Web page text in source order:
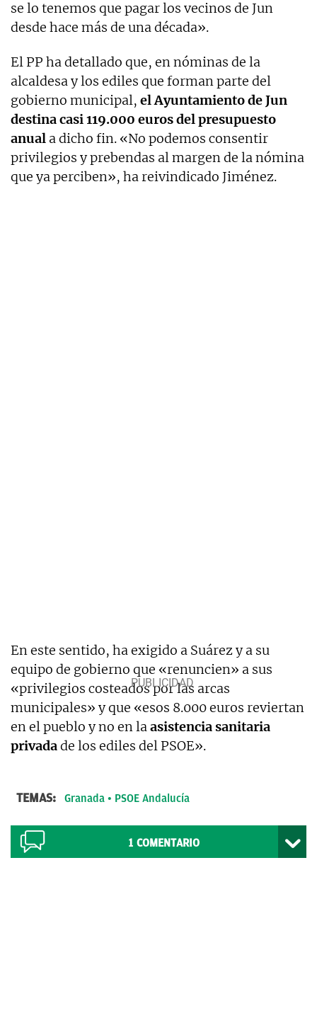
se lo tenemos que pagar los vecinos de Jun
desde hace más de una década».
El PP ha detallado que, en nóminas de la
alcaldesa y los ediles que forman parte del
gobierno municipal, el Ayuntamiento de Jun
destina casi 119.000 euros del presupuesto
anual a dicho fin. «No podemos consentir
privilegios y prebendas al margen de la nómina
que ya perciben», ha reivindicado Jiménez.
En este sentido, ha exigido a Suárez y a su
equipo de gobierno que «renuncien» a sus
«privilegios costeados por las arcas
municipales» y que «esos 8.000 euros reviertan
en el pueblo y no en laasistencia sanitaria
privadade los ediles del PSOE».
TEMAS: Granada PSOE Andalucía
1 COMENTARIO